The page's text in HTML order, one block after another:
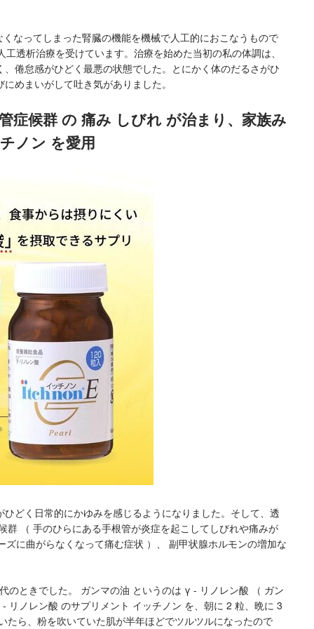
なってしまった腎臓の機能を機械で人工的におこなうもので
透析治療を受けています。治療を始めた当初の私の体調は、
倦怠感がひどく最悪の状態でした。とにかく体のだるさがひ
めまいがして吐き気がありました。
症候群 の 痛み しびれ が治まり、家族み
ノン を愛用
どく日常的にかゆみを感じるようになりました。そして、透
群 （ 手のひらにある手根管が炎症を起こしてしびれや痛みが
に曲がらなくなって痛む症状 ）、 副甲状腺ホルモンの増加な
のときでした。 ガンマの油 というのは γ - リノレン酸 （ ガン
リノレン酸 のサプリメント イッチノン を、朝に 2 粒、晩に 3
たら、粉を吹いていた肌が半年ほどでツルツルになったので